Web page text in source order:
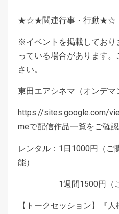
★☆★関連行事・行動★☆
※イベントを掲載しており
っている場合があります
さい。
東田エアシネマ（オンデマ
https://sites.google.com/
meで配信作品一覧をご確
レンタル：1日1000円（ご
能）
1週間1500円（ご購
【トークセッション】『